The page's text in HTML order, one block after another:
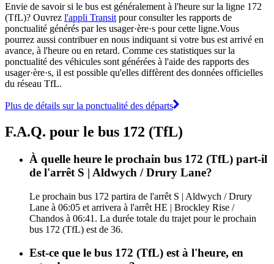
Envie de savoir si le bus est généralement à l'heure sur la ligne 172
(TfL)? Ouvrez l'appli Transit pour consulter les rapports de
ponctualité générés par les usager·ère·s pour cette ligne.Vous
pourrez aussi contribuer en nous indiquant si votre bus est arrivé en
avance, à l'heure ou en retard. Comme ces statistiques sur la
ponctualité des véhicules sont générées à l'aide des rapports des
usager·ère·s, il est possible qu'elles diffèrent des données officielles
du réseau TfL.
Plus de détails sur la ponctualité des départs
F.A.Q. pour le bus 172 (TfL)
À quelle heure le prochain bus 172 (TfL) part-il
de l'arrêt S | Aldwych / Drury Lane?
Le prochain bus 172 partira de l'arrêt S | Aldwych / Drury
Lane à 06:05 et arrivera à l'arrêt HE | Brockley Rise /
Chandos à 06:41. La durée totale du trajet pour le prochain
bus 172 (TfL) est de 36.
Est-ce que le bus 172 (TfL) est à l'heure, en